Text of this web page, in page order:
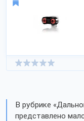
В рубрике
представлено